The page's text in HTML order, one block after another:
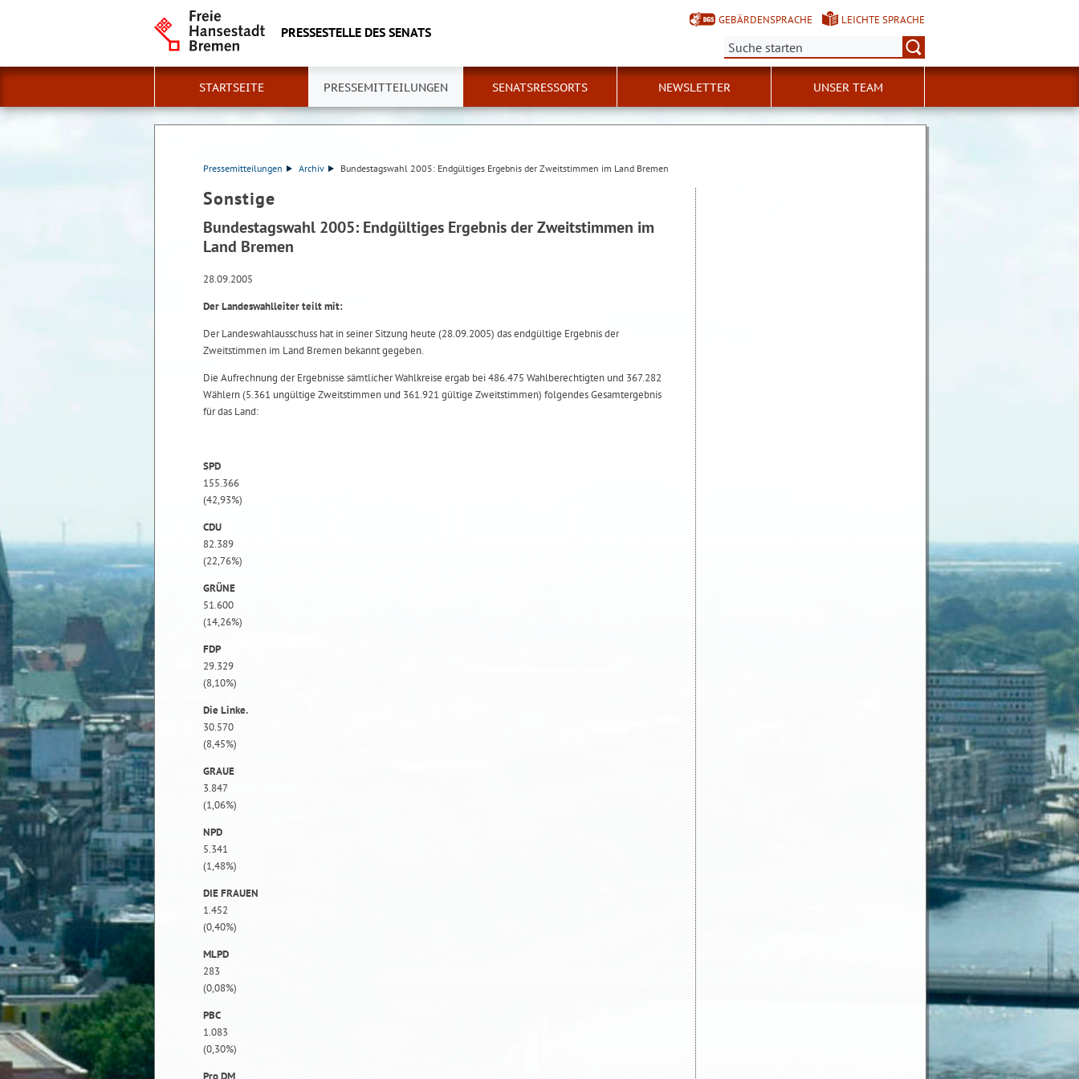
PRESSESTELLE DES SENATS
GEBÄRDENSPRACHE
LEICHTE SPRACHE
Suche:
STARTSEITE PRESSEMITTEILUNGEN SENATSRESSORTS NEWSLETTER UNSER TEAM
Pressemitteilungen Archiv Bundestagswahl 2005: Endgültiges Ergebnis der Zweitstimmen im Land Bremen
Sonstige
Bundestagswahl 2005: Endgültiges Ergebnis der Zweitstimmen im
Land Bremen
28.09.2005
Der Landeswahlleiter teilt mit:
Der Landeswahlausschuss hat in seiner Sitzung heute (28.09.2005) das endgültige Ergebnis der
Zweitstimmen im Land Bremen bekannt gegeben.
Die Aufrechnung der Ergebnisse sämtlicher Wahlkreise ergab bei 486.475 Wahlberechtigten und 367.282
Wählern (5.361 ungültige Zweitstimmen und 361.921 gültige Zweitstimmen) folgendes Gesamtergebnis
für das Land:
SPD
155.366
(42,93%)
CDU
82.389
(22,76%)
GRÜNE
51.600
(14,26%)
FDP
29.329
(8,10%)
Die Linke.
30.570
(8,45%)
GRAUE
3.847
(1,06%)
NPD
5.341
(1,48%)
DIE FRAUEN
1.452
(0,40%)
MLPD
283
(0,08%)
PBC
1.083
(0,30%)
Pro DM